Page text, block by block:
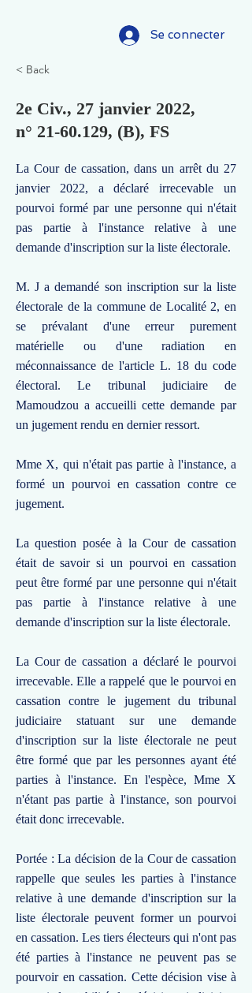
Se connecter
< Back
2e Civ., 27 janvier 2022,
n° 21-60.129, (B), FS
La Cour de cassation, dans un arrêt du 27
janvier 2022, a déclaré irrecevable un
pourvoi formé par une personne qui n'était
pas partie à l'instance relative à une
demande d'inscription sur la liste électorale.
M. J a demandé son inscription sur la liste
électorale de la commune de Localité 2, en
se prévalant d'une erreur purement
matérielle ou d'une radiation en
méconnaissance de l'article L. 18 du code
électoral. Le tribunal judiciaire de
Mamoudzou a accueilli cette demande par
un jugement rendu en dernier ressort.
Mme X, qui n'était pas partie à l'instance, a
formé un pourvoi en cassation contre ce
jugement.
La question posée à la Cour de cassation
était de savoir si un pourvoi en cassation
peut être formé par une personne qui n'était
pas partie à l'instance relative à une
demande d'inscription sur la liste électorale.
La Cour de cassation a déclaré le pourvoi
irrecevable. Elle a rappelé que le pourvoi en
cassation contre le jugement du tribunal
judiciaire statuant sur une demande
d'inscription sur la liste électorale ne peut
être formé que par les personnes ayant été
parties à l'instance. En l'espèce, Mme X
n'étant pas partie à l'instance, son pourvoi
était donc irrecevable.
Portée : La décision de la Cour de cassation
rappelle que seules les parties à l'instance
relative à une demande d'inscription sur la
liste électorale peuvent former un pourvoi
en cassation. Les tiers électeurs qui n'ont pas
été parties à l'instance ne peuvent pas se
pourvoir en cassation. Cette décision vise à